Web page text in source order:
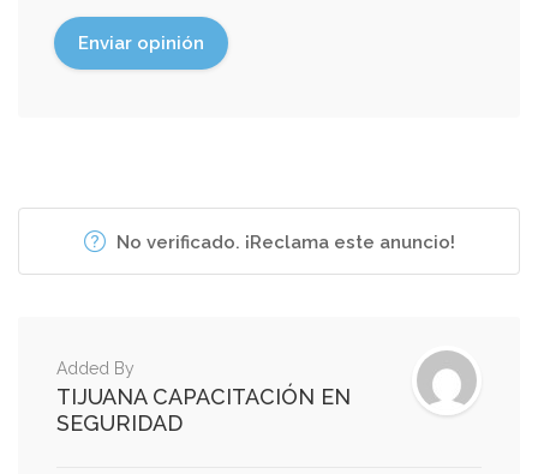
No verificado. ¡Reclama este anuncio!
Added By
TIJUANA CAPACITACIÓN EN
SEGURIDAD